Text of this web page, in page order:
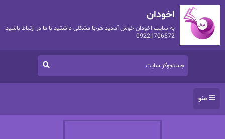
اخودان
به سایت اخودان خوش آمدید هرجا مشکلی داشتید با ما در ارتباط باشید.
09221706572
منو